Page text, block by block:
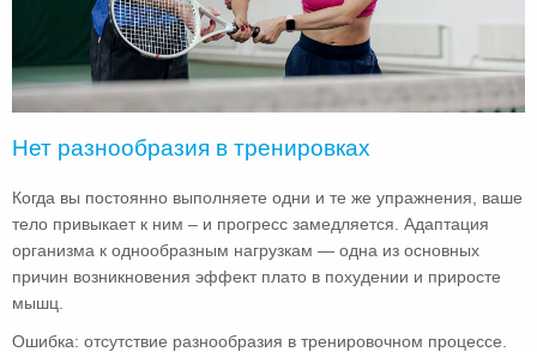
Нет разнообразия в тренировках
Когда вы постоянно выполняете одни и те же упражнения, ваше
тело привыкает к ним – и прогресс замедляется. Адаптация
организма к однообразным нагрузкам — одна из основных
причин возникновения эффект плато в похудении и приросте
мышц.
Ошибка: отсутствие разнообразия в тренировочном процессе.